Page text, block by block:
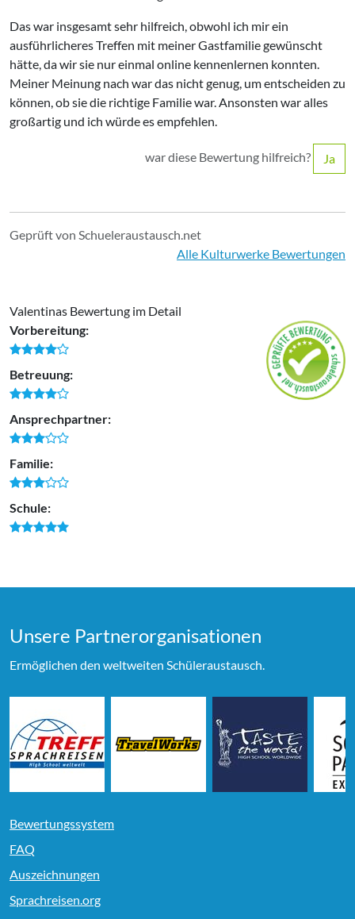
Das war insgesamt sehr hilfreich, obwohl ich mir ein
ausführlicheres Treffen mit meiner Gastfamilie gewünscht
hätte, da wir sie nur einmal online kennenlernen konnten.
Meiner Meinung nach war das nicht genug, um entscheiden zu
können, ob sie die richtige Familie war. Ansonsten war alles
großartig und ich würde es empfehlen.
war diese Bewertung hilfreich? Ja
Geprüft von Schueleraustausch.net
Alle Kulturwerke Bewertungen
Valentinas Bewertung im Detail
Vorbereitung:
Betreuung:
Ansprechpartner:
Familie:
Schule:
Unsere Partner­organi­sationen
Ermöglichen den weltweiten Schüleraustausch.
Bewertungssystem
FAQ
Auszeichnungen
Sprachreisen.org